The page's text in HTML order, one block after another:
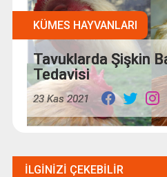
KÜMES HAYVANLARI
Tavuklarda Şişkin
Tedavisi
23 Kas 2021
İLGINIZI ÇEKEBILIR